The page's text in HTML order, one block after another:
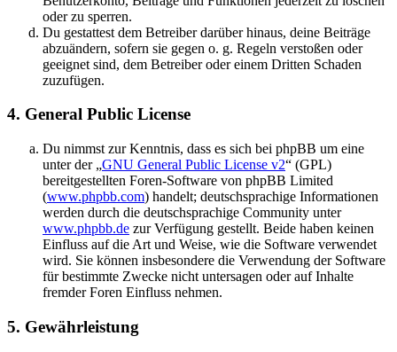
oder zu sperren.
Du gestattest dem Betreiber darüber hinaus, deine Beiträge
abzuändern, sofern sie gegen o. g. Regeln verstoßen oder
geeignet sind, dem Betreiber oder einem Dritten Schaden
zuzufügen.
4. General Public License
Du nimmst zur Kenntnis, dass es sich bei phpBB um eine
unter der „GNU General Public License v2“ (GPL)
bereitgestellten Foren-Software von phpBB Limited
(www.phpbb.com) handelt; deutschsprachige Informationen
werden durch die deutschsprachige Community unter
www.phpbb.de zur Verfügung gestellt. Beide haben keinen
Einfluss auf die Art und Weise, wie die Software verwendet
wird. Sie können insbesondere die Verwendung der Software
für bestimmte Zwecke nicht untersagen oder auf Inhalte
fremder Foren Einfluss nehmen.
5. Gewährleistung